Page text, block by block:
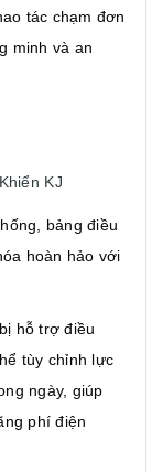
tác chạm đơn
minh và an
KJ
bảng điều
hoàn hảo với
hỗ trợ điều
tùy chỉnh lực
ngày, giúp
phí điện